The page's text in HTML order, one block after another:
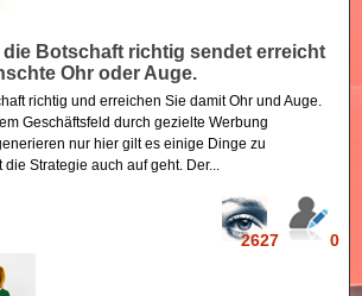
die Botschaft richtig sendet erreicht
Ohr oder Auge.
richtig und erreichen Sie damit Ohr und Auge.
Geschäftsfeld durch gezielte Werbung
nur hier gilt es einige Dinge zu
Strategie auch auf geht. Der...
2627 0